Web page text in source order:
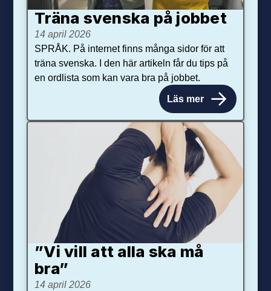
Träna svenska på jobbet
14 april 2026
SPRÅK. På internet finns många sidor för att
träna svenska. I den här artikeln får du tips på
en ordlista som kan vara bra på jobbet.
Läs mer
”Vi vill att alla ska må
bra”
14 april 2026